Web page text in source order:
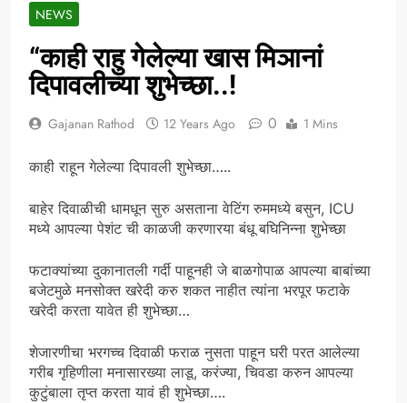
NEWS
“काही राहु गेलेल्या खास मिञानां
दिपावलीच्या शुभेच्छा..!
Gajanan Rathod 12 Years Ago 0 1 Mins
काही राहून गेलेल्या दिपावली शुभेच्छा…..
बाहेर दिवाळीची धामधून सुरु असताना वेटिंग रुममध्ये बसुन, ICU
मध्ये आपल्या पेशंट ची काळजी करणारया बंधू बघिनिन्ना शुभेच्छा
फटाक्यांच्या दुकानातली गर्दी पाहूनही जे बाळगोपाळ आपल्या बाबांच्या
बजेटमुळे मनसोक्त खरेदी करु शकत नाहीत त्यांना भरपूर फटाके
खरेदी करता यावेत ही शुभेच्छा…
शेजारणीचा भरगच्च दिवाळी फराळ नुसता पाहून घरी परत आलेल्या
गरीब गृहिणीला मनासारख्या लाडू, करंज्या, चिवडा करुन आपल्या
कुटुंबाला तृप्त करता यावं ही शुभेच्छा….